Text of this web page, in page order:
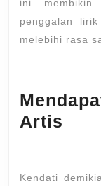
ini
penggalan
melebihi rasa
Artis
Kendati